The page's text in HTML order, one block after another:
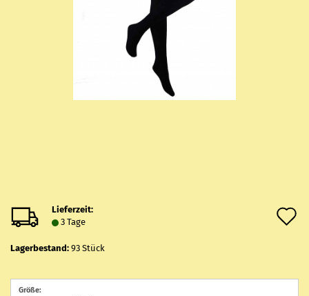
Lieferzeit:
3 Tage
Lagerbestand: 93 Stück
Größe: